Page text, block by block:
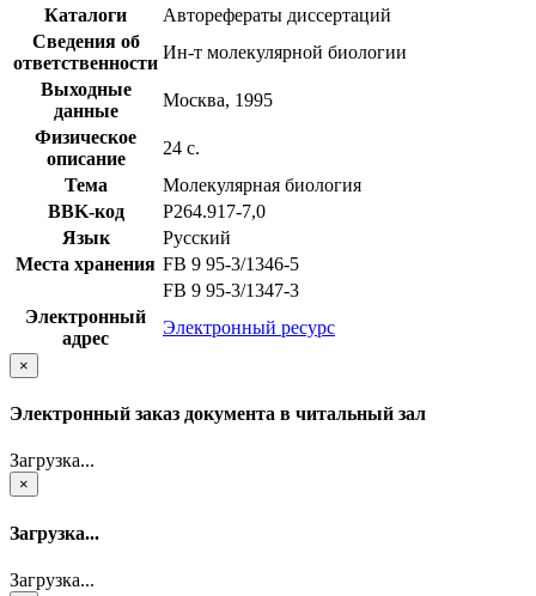
Каталоги
Авторефераты диссертаций
Сведения об
ответственности
Ин-т молекулярной биологии
Выходные
данные
Москва, 1995
Физическое
описание
24 с.
Тема
Молекулярная биология
BBK-код
Р264.917-7,0
Язык
Русский
Места хранения FB 9 95-3/1346-5
FB 9 95-3/1347-3
Электронный
адрес
Электронный ресурс
×
Электронный заказ документа в читальный зал
Загрузка...
×
Загрузка...
Загрузка...